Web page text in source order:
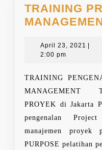
TRAINING
April 23, 2021 April
|
2:00 pm
TRAINING
MANAGEMENT
PROYEK di Jakarta
pengenalan
manajemen proyek
PURPOSE pelatihan